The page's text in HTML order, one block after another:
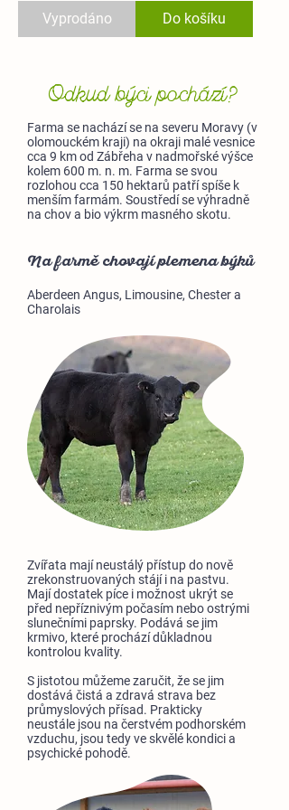
Vyprodáno Do košíku
Odkud býci pochází?
Farma se nachází se na severu Moravy (v
olomouckém kraji) na okraji malé vesnice
cca 9 km od Zábřeha v nadmořské výšce
kolem 600 m. n. m. Farma se svou
rozlohou cca 150 hektarů patří spíše k
menším farmám. Soustředí se výhradně
na chov a bio výkrm masného skotu.
Na farmě chovají plemena býků
Aberdeen Angus, Limousine, Chester a
Charolais
Zvířata mají neustálý přístup do nově
zrekonstruovaných stájí i na pastvu.
Mají dostatek píce i možnost ukrýt se
před nepříznivým počasím nebo ostrými
slunečními paprsky. Podává se jim
krmivo, které prochází důkladnou
kontrolou kvality.
S jistotou můžeme zaručit, že se jim
dostává čistá a zdravá strava bez
průmyslových přísad. Prakticky
neustále jsou na čerstvém podhorském
vzduchu, jsou tedy ve skvělé kondici a
psychické pohodě.